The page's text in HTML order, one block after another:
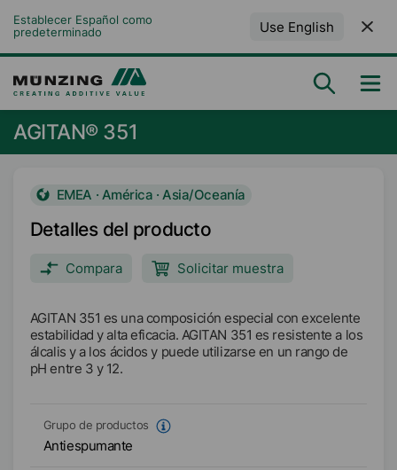
Establecer Español como
predeterminado
Use English
AGITAN® 351
EMEA · América · Asia/Oceanía
Detalles del producto
Compara Solicitar muestra
AGITAN 351 es una composición especial con excelente
estabilidad y alta eficacia. AGITAN 351 es resistente a los
álcalis y a los ácidos y puede utilizarse en un rango de
pH entre 3 y 12.
Grupo de productos
Antiespumante